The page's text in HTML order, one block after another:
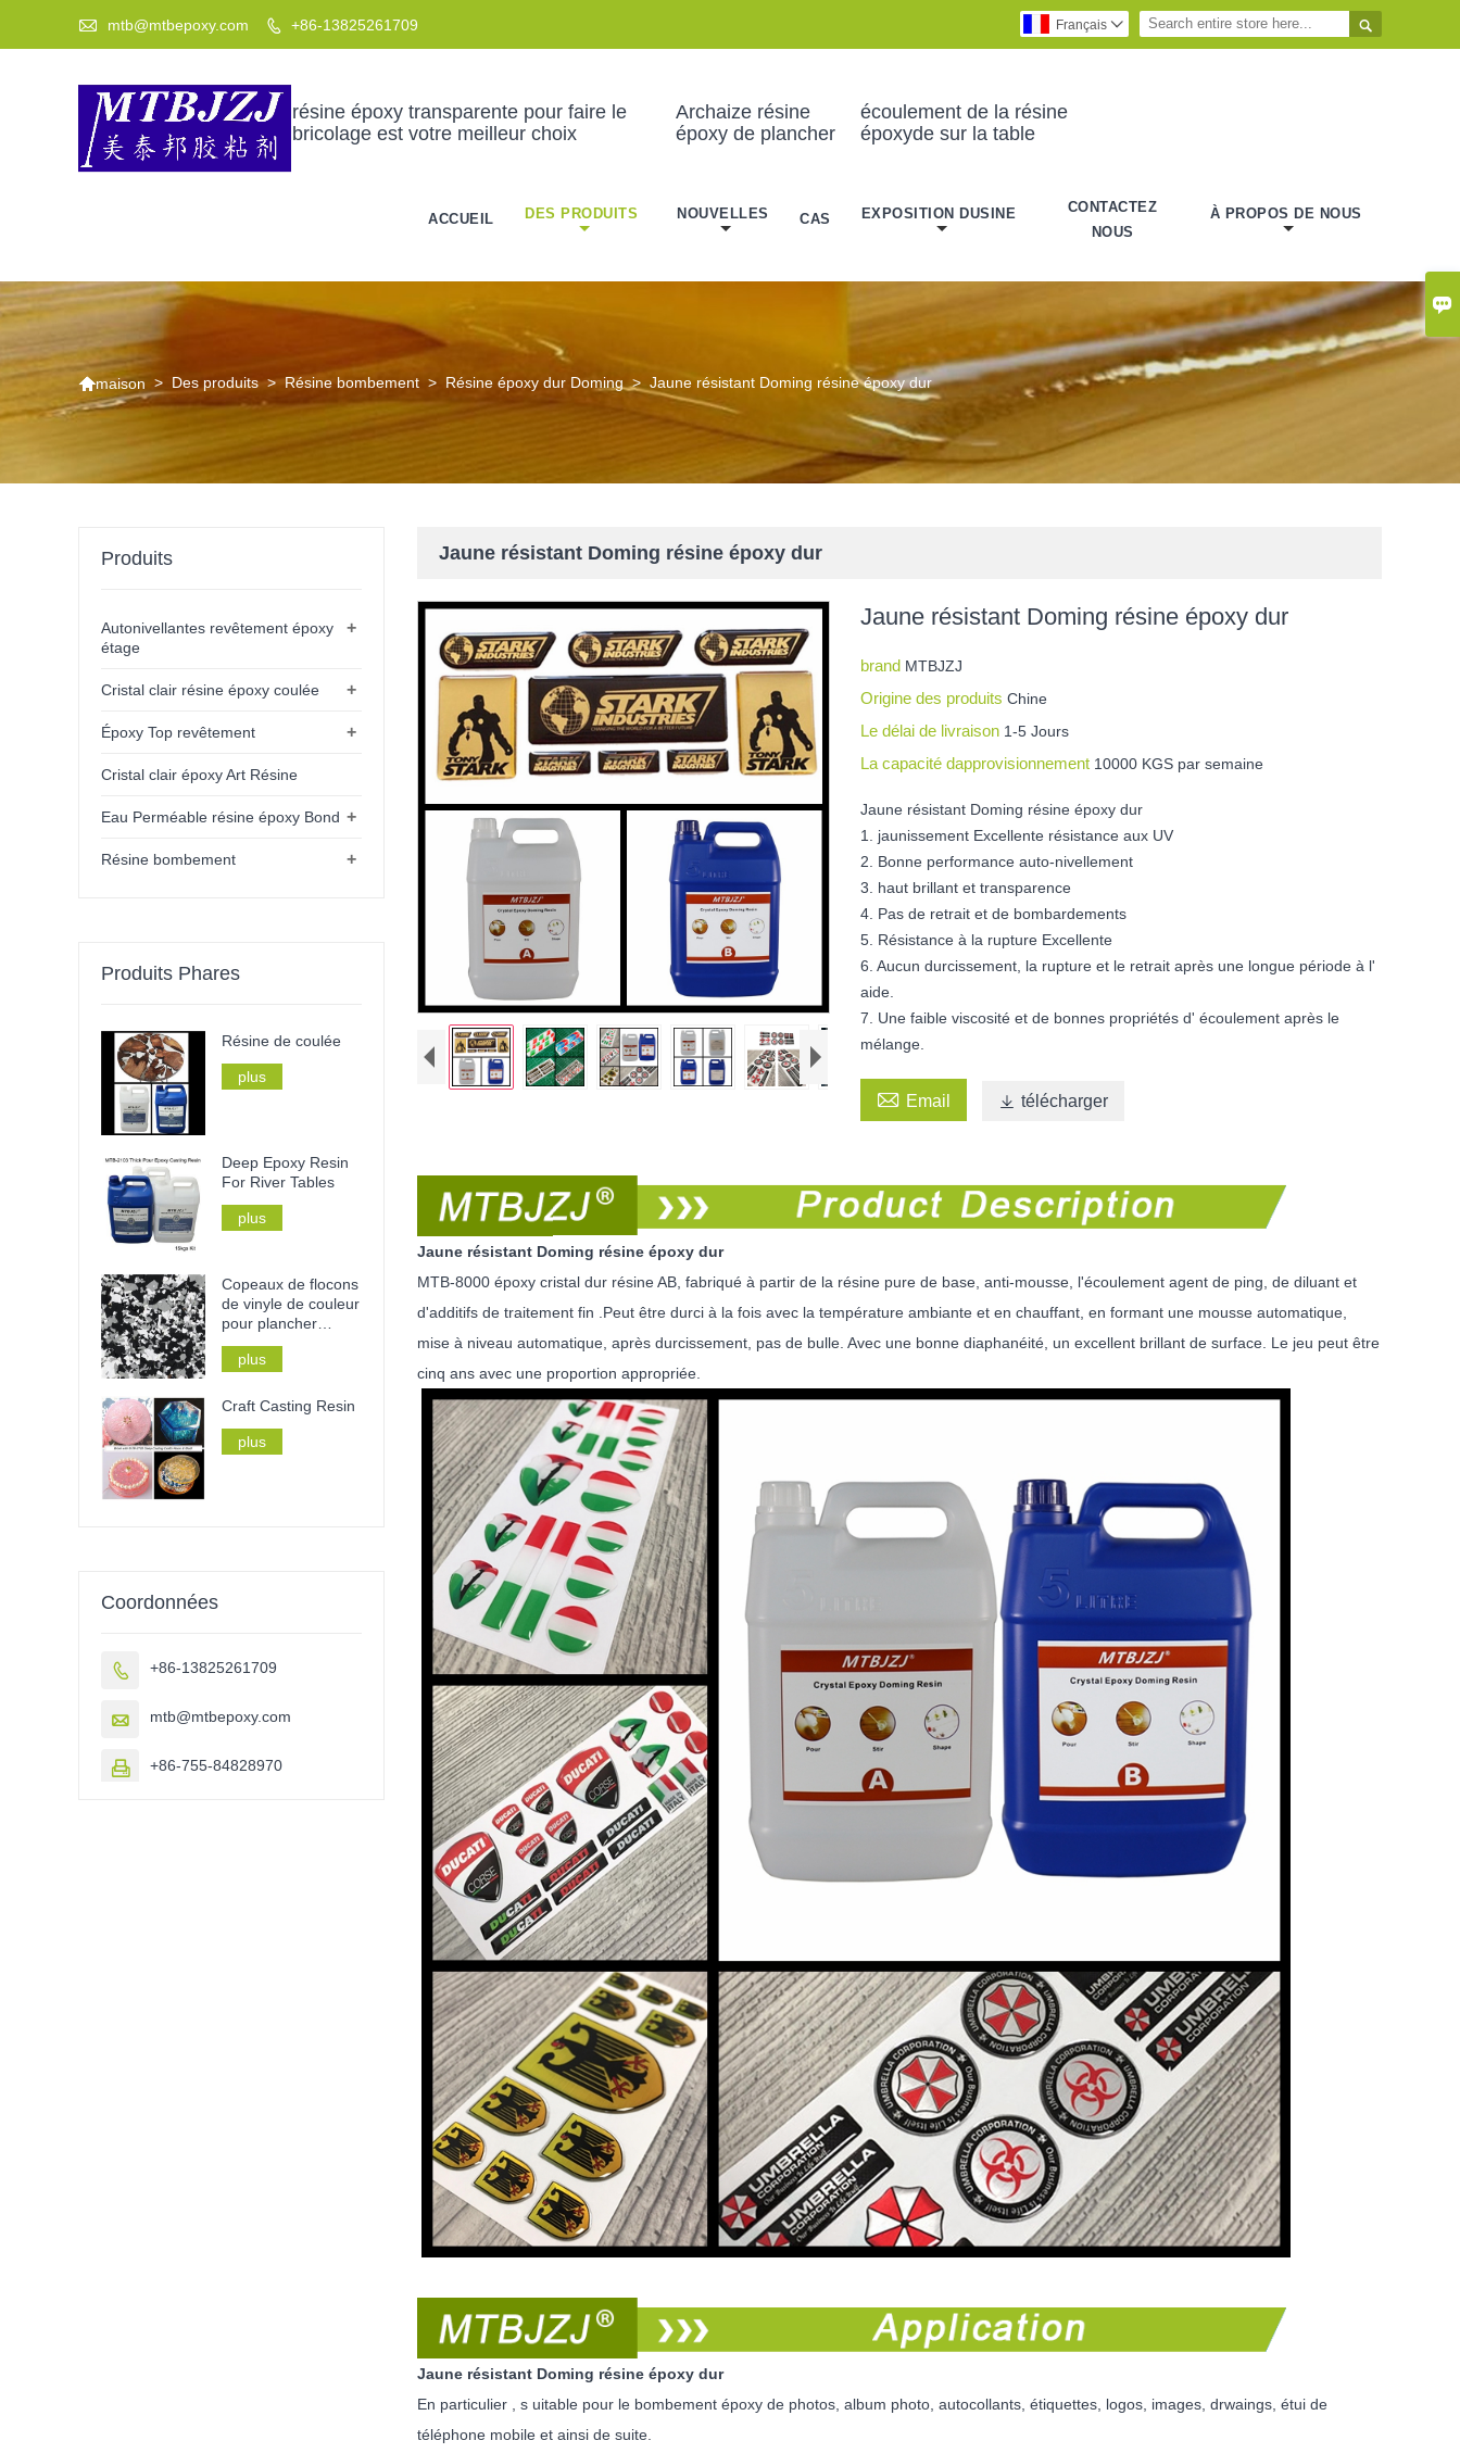

 mtb@mtbepoxy.com  +86-13825261709 
Français 
résine époxy transparente pour faire le
bricolage est votre meilleur choix
Archaize résine
époxy de plancher
écoulement de la résine
époxyde sur la table
ACCUEIL DES PRODUITS NOUVELLES CAS EXPOSITION DUSINE
CONTACTEZ
NOUS
À PROPOS DE NOUS
maison > Des produits > Résine bombement > Résine époxy dur Doming > Jaune résistant Doming résine époxy dur
Jaune résistant Doming résine époxy dur
Jaune résistant Doming résine époxy dur
brand MTBJZJ
Origine des produitsChine
Le délai de livraison 1-5 Jours
La capacité dapprovisionnement 10000 KGS par semaine
Jaune résistant Doming résine époxy dur
1. jaunissement Excellente résistance aux UV
2. Bonne performance auto-nivellement
3. haut brillant et transparence
4. Pas de retrait et de bombardements
5. Résistance à la rupture Excellente
6. Aucun durcissement, la rupture et le retrait après une longue période à l'
aide.
7. Une faible viscosité et de bonnes propriétés d' écoulement après le
mélange.
 Email  télécharger
Jaune résistant Doming résine époxy dur
MTB-8000 époxy cristal dur résine AB, fabriqué à partir de la résine pure de base, anti-mousse, l'écoulement agent de ping, de diluant et
d'additifs de traitement fin .Peut être durci à la fois avec la température ambiante et en chauffant, en formant une mousse automatique,
mise à niveau automatique, après durcissement, pas de bulle. Avec une bonne diaphanéité, un excellent brillant de surface. Le jeu peut être
cinq ans avec une proportion appropriée.
Jaune résistant Doming résine époxy dur
En particulier , s uitable pour le bombement époxy de photos, album photo, autocollants, étiquettes, logos, images, drwaings, étui de
téléphone mobile et ainsi de suite.
Produits
+
Autonivellantes revêtement époxy
étage
+
Cristal clair résine époxy coulée
+
Époxy Top revêtement
Cristal clair époxy Art Résine
+
Eau Perméable résine époxy Bond
+
Résine bombement
Produits Phares
Résine de coulée
plus
Deep Epoxy Resin
For River Tables
plus
Copeaux de flocons
de vinyle de couleur
pour plancher
époxy
plus
Craft Casting Resin
plus
Coordonnées
 +86-13825261709
 mtb@mtbepoxy.com
 +86-755-84828970